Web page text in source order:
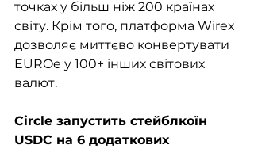
точках у більш ніж 200 країнах
світу. Крім того, платформа Wirex
дозволяє миттєво конвертувати
EUROe у 100+ інших світових
валют.
Circle запустить стейблкоїн
USDC на 6 додаткових